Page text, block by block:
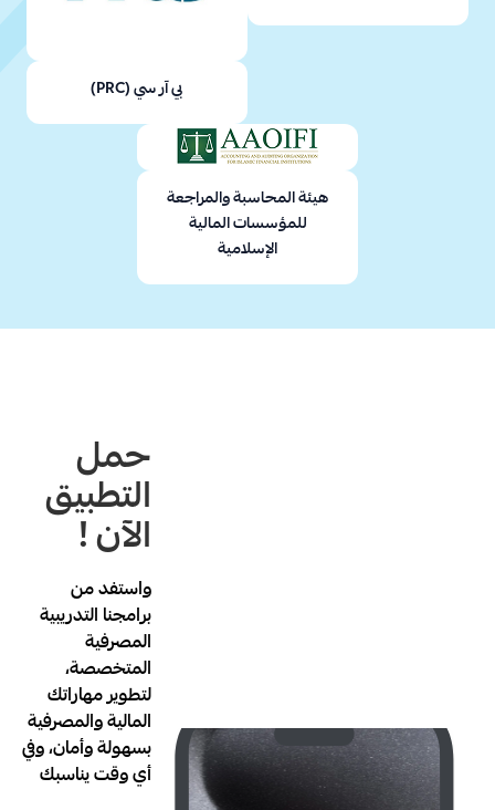
بي آر سي (PRC)
هيئة المحاسبة والمراجعة
للمؤسسات المالية
الإسلامية
حمل
التطبيق
الآن !
واستفد من
برامجنا التدريبية
المصرفية
المتخصصة،
لتطوير مهاراتك
المالية والمصرفية
بسهولة وأمان، وفي
أي وقت يناسبك